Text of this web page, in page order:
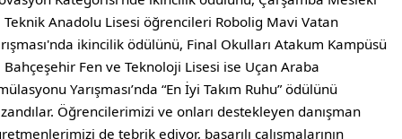
Teknik Anadolu Lisesi öğrencileri Robolig Mavi Vatan
ikincilik ödülünü, Final Okulları Atakum Kampüsü
Bahçeşehir Fen ve Teknoloji Lisesi ise Uçan Araba
Yarışması’nda “En İyi Takım Ruhu” ödülünü
Öğrencilerimizi ve onları destekleyen danışman
de tebrik ediyor, başarılı çalışmalarının